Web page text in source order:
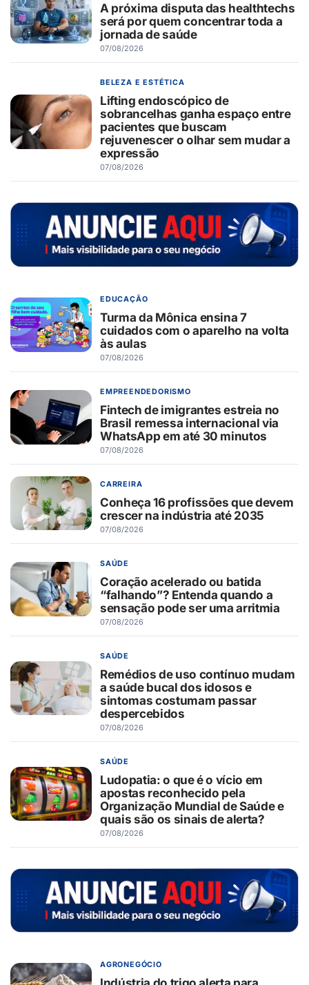
A próxima disputa das healthtechs
será por quem concentrar toda a
jornada de saúde
07/08/2026
BELEZA E ESTÉTICA
Lifting endoscópico de
sobrancelhas ganha espaço entre
pacientes que buscam
rejuvenescer o olhar sem mudar a
expressão
07/08/2026
EDUCAÇÃO
Turma da Mônica ensina 7
cuidados com o aparelho na volta
às aulas
07/08/2026
EMPREENDEDORISMO
Fintech de imigrantes estreia no
Brasil remessa internacional via
WhatsApp em até 30 minutos
07/08/2026
CARREIRA
Conheça 16 profissões que devem
crescer na indústria até 2035
07/08/2026
SAÚDE
Coração acelerado ou batida
“falhando”? Entenda quando a
sensação pode ser uma arritmia
07/08/2026
SAÚDE
Remédios de uso contínuo mudam
a saúde bucal dos idosos e
sintomas costumam passar
despercebidos
07/08/2026
SAÚDE
Ludopatia: o que é o vício em
apostas reconhecido pela
Organização Mundial de Saúde e
quais são os sinais de alerta?
07/08/2026
AGRONEGÓCIO